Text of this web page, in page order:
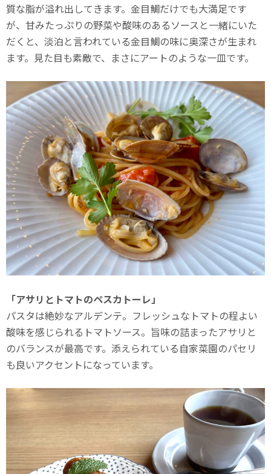
質な脂が溢れ出してきます。金目鯛だけでも大満足です
が、甘みたっぷりの野菜や酸味のあるソースと一緒にいた
だくと、淡泊と言われている金目鯛の味に奥深さが生まれ
ます。見た目も素敵で、まさにアートのような一皿です。
「アサリとトマトのペスカトーレ」
パスタは絶妙なアルデンテ。フレッシュなトマトの程よい
酸味を感じられるトマトソース。旨味の詰まったアサリと
のバランスが最高です。添えられている自家菜園のパセリ
も良いアクセントになっています。